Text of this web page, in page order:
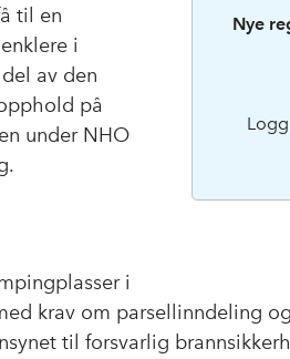
Nye
til en
i
av den
på
under NHO
i
krav om parsellinndeling
til forsvarlig